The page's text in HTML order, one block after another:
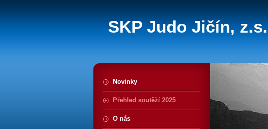
SKP Judo Jičín, z.s.
Novinky
Přehled soutěží 2025
O nás